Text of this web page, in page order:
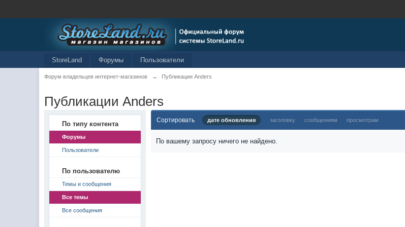
StoreLand Форумы Пользователи
Форум владельцев интернет-магазинов → Публикации Anders
Публикации Anders
По типу контента
Форумы
Пользователи
По пользователю
Темы и сообщения
Все темы
Все сообщения
Сортировать дате обновления заголовку сообщениям просмотрам
По вашему запросу ничего не найдено.